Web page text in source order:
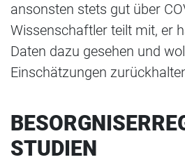
ansonsten stets gut über
Wissenschaftler teilt mit, er
Daten dazu gesehen und
Einschätzungen
STUDIEN